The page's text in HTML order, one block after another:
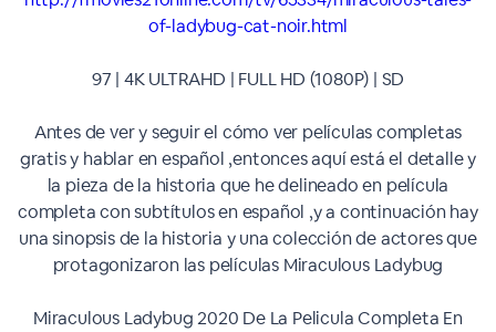
of-ladybug-cat-noir.html
97 | 4K ULTRAHD | FULL HD (1080P) | SD
Antes de ver y seguir el cómo ver películas completas
gratis y hablar en español ,entonces aquí está el detalle y
la pieza de la historia que he delineado en película
completa con subtítulos en español ,y a continuación hay
una sinopsis de la historia y una colección de actores que
protagonizaron las películas Miraculous Ladybug
Miraculous Ladybug 2020 De La Pelicula Completa En